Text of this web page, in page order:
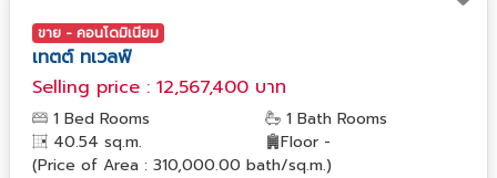
ขาย - คอนโดมิเนียม
เทตต์ ทเวลฟ์
Selling price : 12,567,400 บาท
1 Bed Rooms
1 Bath Rooms
40.54 sq.m.
Floor -
(Price of Area : 310,000.00 bath/sq.m.)